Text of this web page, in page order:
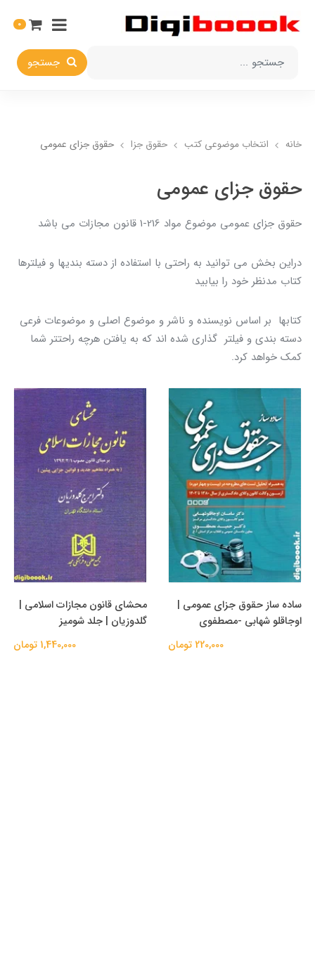
جستجو
0
خانه انتخاب​ موضوعي​ کتب حقوق جزا حقوق جزاي عمومي
حقوق جزاي عمومي
حقوق جزاي عمومي موضوع مواد 216-1 قانون مجازات مي باشد
دراين بخش مي توانيد به راحتي با استفاده از دسته بنديها و فيلترها
کتاب مدنظر خود را بيابيد
کتابها بر اساس نويسنده و ناشر و موضوع اصلي و موضوعات فرعي
دسته بندي و فيلتر گذاري شده اند که به يافتن هرچه راحتتر شما
کمک خواهد کرد.
ساده ساز حقوق جزای عمومی |
اوجاقلو شهابی -مصطفوی
220,000 تومان
محشای قانون مجازات اسلامی |
گلدوزیان | جلد شومیز
1,440,000 تومان